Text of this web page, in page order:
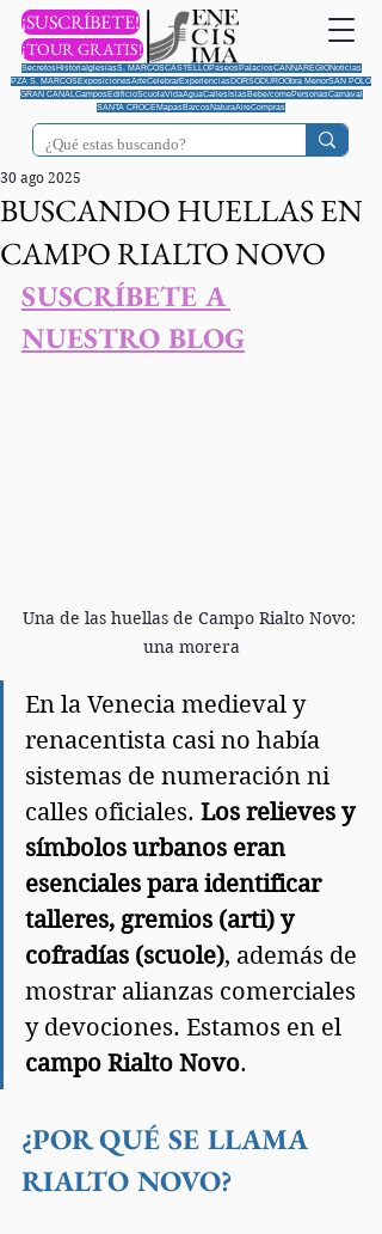
¡SUSCRÍBETE!
¡TOUR GRATIS!
SecretosHistoriaIglesiasS. MARCOSCASTELLOPaseosPalaciosCANNAREGIONoticias
PZA S. MARCOSExposicionesArteCelebrarExperienciasDORSODUROObra MenorSAN POLO
GRAN CANAL CamposEdificioScuolaVidaAguaCallesIslasBebe/comePersonasCarnaval
SANTA CROCEMapasBarcosNaturaAireCompras
BUSCANDO HUELLAS EN
CAMPO RIALTO NOVO
30 ago 2025
SUSCRÍBETE A
NUESTRO BLOG
Una de las huellas de Campo Rialto Novo:
una morera
En la Venecia medieval y
renacentista casi no había
sistemas de numeración ni
calles oficiales. Los relieves y
símbolos urbanos eran
esenciales para identificar
talleres, gremios (arti) y
cofradías (scuole), además de
mostrar alianzas comerciales
y devociones. Estamos en el
campo Rialto Novo.
¿POR QUÉ SE LLAMA
RIALTO NOVO?